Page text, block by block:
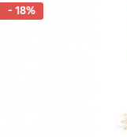
- 18%